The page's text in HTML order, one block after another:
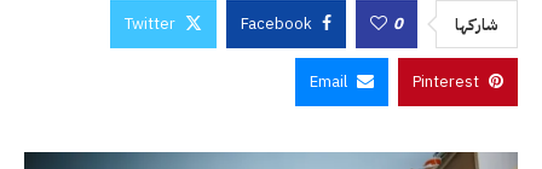
شاركها 0
Facebook
Twitter
Pinterest
Email